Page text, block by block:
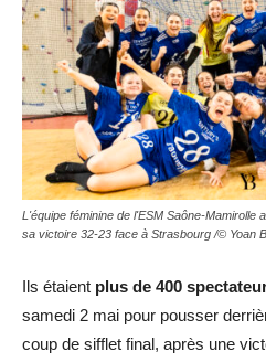
L'équipe féminine de l'ESM Saône-Mamirolle
sa victoire 32-23 face à Strasbourg /© Yoan
Ils étaient plus de 400
samedi 2 mai pour pousser
coup de sifflet final, après une